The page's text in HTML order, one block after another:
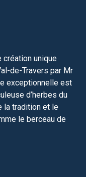
création unique
de-Travers par Mr
exceptionnelle est
d’herbes du
la tradition et le
le berceau de